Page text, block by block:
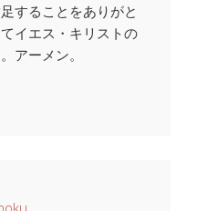
することをありがと
イエス・キリストの
アーメン。